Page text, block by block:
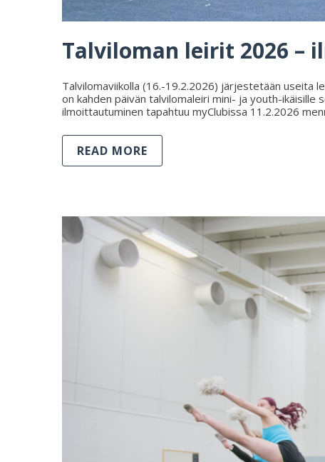
Talviloman leirit 2026 –
Talvilomaviikolla (16.-19.2.2026) järjestetään useita
on kahden päivän talvilomaleiri mini- ja youth-
ilmoittautuminen tapahtuu myClubissa 11.2.2026
READ MORE